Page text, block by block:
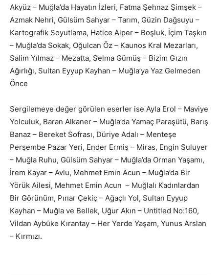
Akyüz – Muğla’da Hayatın İzleri, Fatma Şehnaz Şimşek –
Azmak Nehri, Gülsüm Sahyar – Tarım, Güzin Dağsuyu –
Kartografik Soyutlama, Hatice Alper – Boşluk, İçim Taşkın
– Muğla’da Sokak, Oğulcan Öz – Kaunos Kral Mezarları,
Salim Yılmaz – Mezatta, Selma Gümüş – Bizim Gızın
Ağırlığı, Sultan Eyyup Kayhan – Muğla’ya Yaz Gelmeden
Önce
Sergilemeye değer görülen eserler ise Ayla Erol – Maviye
Yolculuk, Baran Alkaner – Muğla’da Yamaç Paraşütü, Barış
Banaz – Bereket Sofrası, Düriye Adalı – Menteşe
Perşembe Pazar Yeri, Ender Ermiş – Miras, Engin Suluyer
– Muğla Ruhu, Gülsüm Sahyar – Muğla’da Orman Yaşamı,
İrem Kayar – Avlu, Mehmet Emin Acun – Muğla’da Bir
Yörük Ailesi, Mehmet Emin Acun – Muğlalı Kadınlardan
Bir Görünüm, Pınar Çekiç – Ağaçlı Yol, Sultan Eyyup
Kayhan – Muğla ve Bellek, Uğur Akın – Untitled No:160,
Vildan Aybüke Kırantay – Her Yerde Yaşam, Yunus Arslan
– Kırmızı.